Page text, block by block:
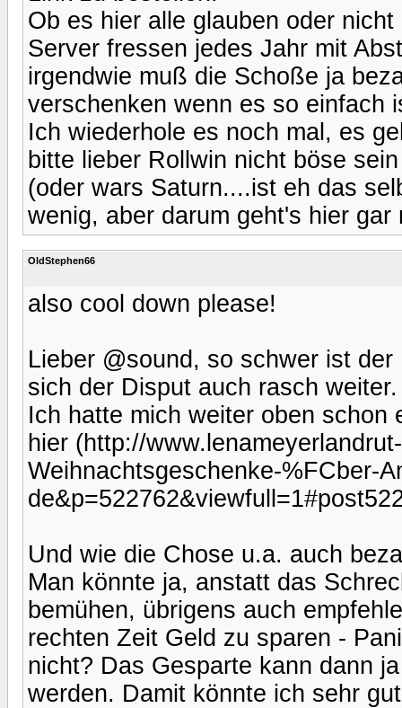
Ob es hier alle glauben oder
Server fressen jedes Jahr mit
irgendwie muß die Schoße ja
verschenken wenn es so einfach
Ich wiederhole es noch mal, es
bitte lieber Rollwin nicht böse
(oder wars Saturn....ist eh das
wenig, aber darum geht's hier
OldStephen66
also cool down please!
Lieber @sound, so schwer ist
sich der Disput auch rasch weiter.
Ich hatte mich weiter oben
hier (http://
Weihnachtsgeschenke-%FCber-
Und wie die Chose u.a. auch
Man könnte ja, anstatt das
bemühen, übrigens auch
rechten Zeit Geld zu sparen -
nicht? Das Gesparte kann dann
werden. Damit könnte ich sehr